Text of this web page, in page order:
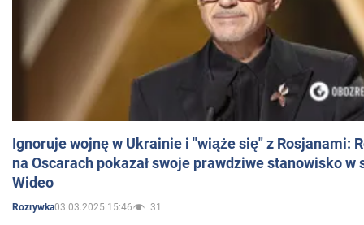
Ignoruje wojnę w Ukrainie i "wiąże się" z Rosjanami:
na Oscarach pokazał swoje prawdziwe stanowisko w
Wideo
Rozrywka03.03.2025 15:46 31